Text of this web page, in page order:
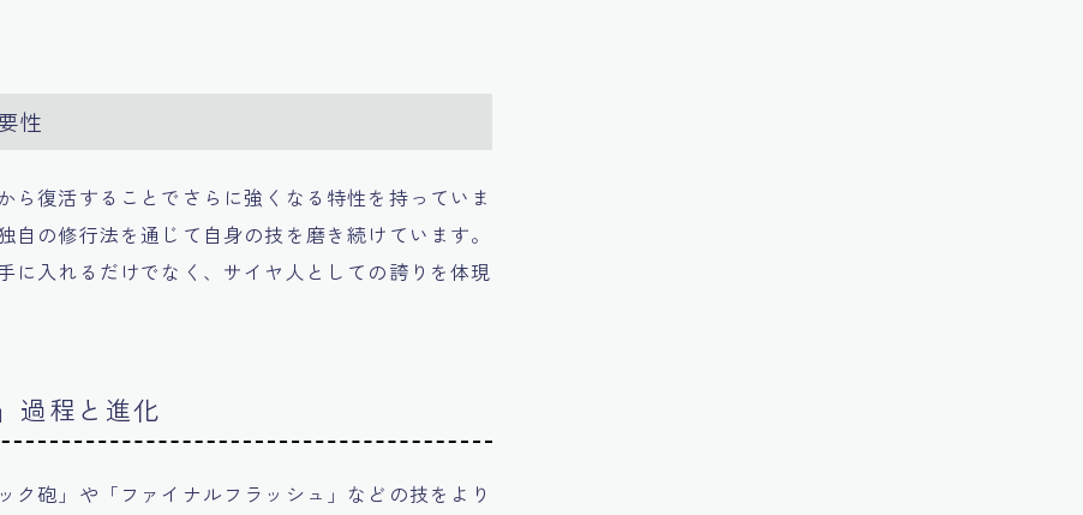
性
ら復活することでさらに強くなる特性を持っていま
の修行法を通じて自身の技を磨き続けています。
に入れるだけでなく、サイヤ人としての誇りを体現
過程と進化
砲」や「ファイナルフラッシュ」などの技をより